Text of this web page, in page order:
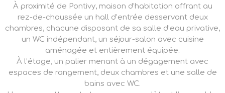
À proximité de Pontivy, maison d’habitation offrant au
rez-de-chaussée un hall d’entrée desservant deux
chambres, chacune disposant de sa salle d’eau privative,
un WC indépendant, un séjour-salon avec cuisine
aménagée et entièrement équipée.
À l’étage, un palier menant à un dégagement avec
espaces de rangement, deux chambres et une salle de
bains avec WC.